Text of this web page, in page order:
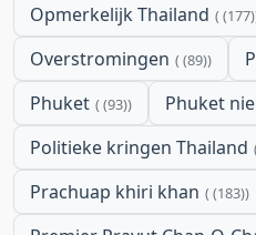
Opmerkelijk Thailand (177)
Overstromingen (89)
Phuket (93) Phuket
Politieke kringen Thailand
Prachuap khiri khan (183)